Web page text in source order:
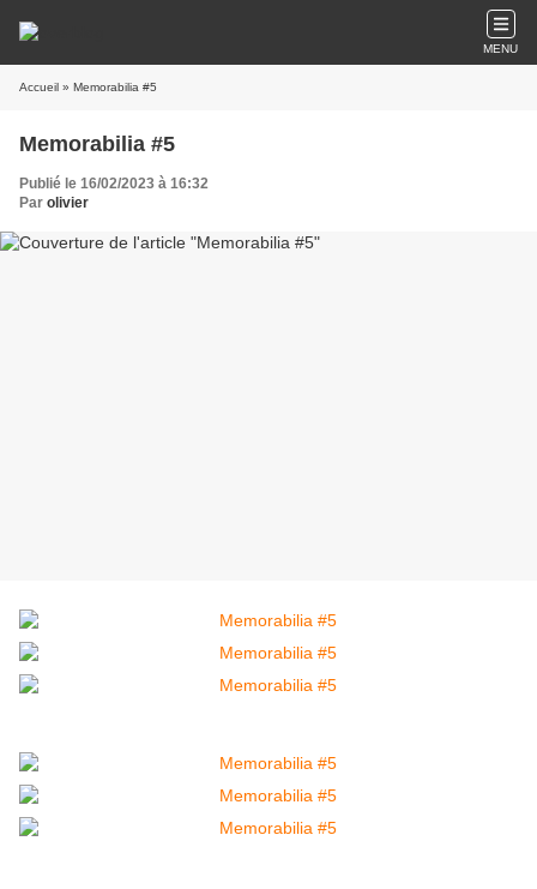
MENU
Accueil » Memorabilia #5
Memorabilia #5
Publié le 16/02/2023 à 16:32
Par olivier